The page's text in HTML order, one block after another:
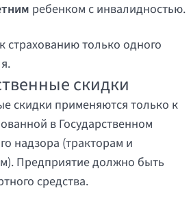
ребенком с инвалидностью.
страхованию только одного
скидки
скидки применяются только к
в Государственном
надзора (тракторам и
Предприятие должно быть
средства.